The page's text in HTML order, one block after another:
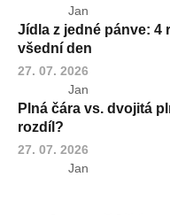
Jan
Jídla z jedné pánve: 4
všední den
27. 07. 2026
Jan
Plná čára vs. dvojitá
rozdíl?
27. 07. 2026
Jan